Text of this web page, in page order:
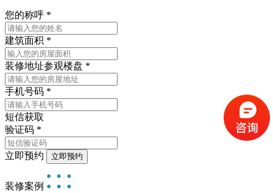
您的称呼 *
建筑面积 *
装修地址参观楼盘 *
手机号码 *
短信获取
验证码 *
立即预约
装修案例